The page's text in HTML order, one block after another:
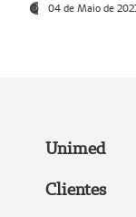
04 de Maio de
Unimed
Clientes